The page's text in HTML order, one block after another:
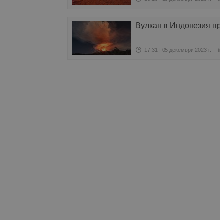
Вулкан в Индонезия
17:31 | 05 декември 2023 г.